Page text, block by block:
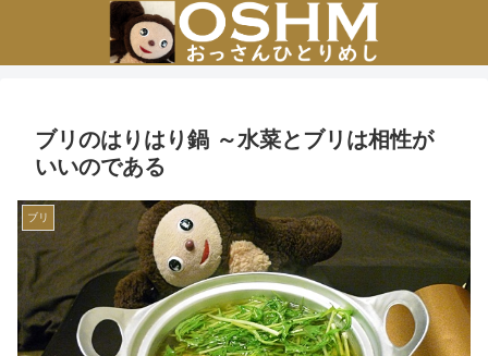
ブリのはりはり鍋 ～水菜とブリは相性が
いいのである
ブリ